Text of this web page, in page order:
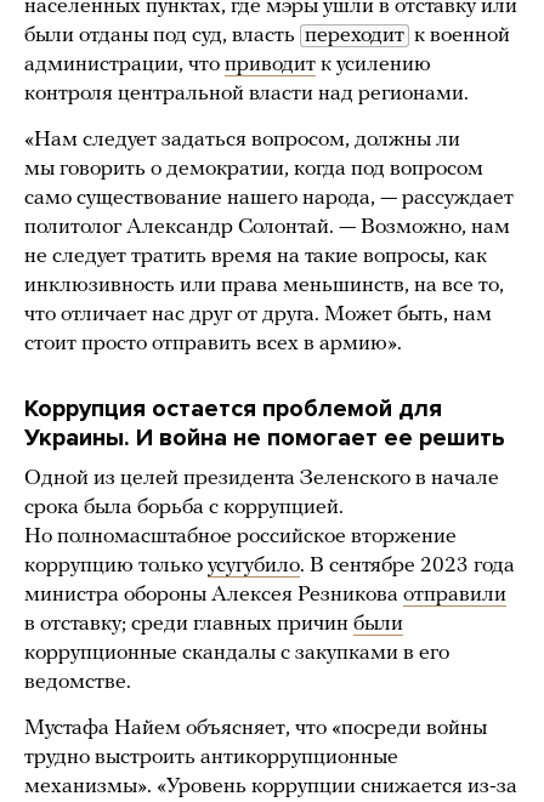
населенных пунктах, где мэры ушли в отставку или
были отданы под суд, власть переходит к военной
администрации, что приводит к усилению
контроля центральной власти над регионами.
«Нам следует задаться вопросом, должны ли
мы говорить о демократии, когда под вопросом
само существование нашего народа, — рассуждает
политолог Александр Солонтай. — Возможно, нам
не следует тратить время на такие вопросы, как
инклюзивность или права меньшинств, на все то,
что отличает нас друг от друга. Может быть, нам
стоит просто отправить всех в армию».
Коррупция остается проблемой для
Украины. И война не помогает ее решить
Одной из целей президента Зеленского в начале
срока была борьба с коррупцией.
Но полномасштабное российское вторжение
коррупцию только усугубило. В сентябре 2023 года
министра обороны Алексея Резникова отправили
в отставку; среди главных причин были
коррупционные скандалы с закупками в его
ведомстве.
Мустафа Найем объясняет, что «посреди войны
трудно выстроить антикоррупционные
механизмы». «Уровень коррупции снижается из-за